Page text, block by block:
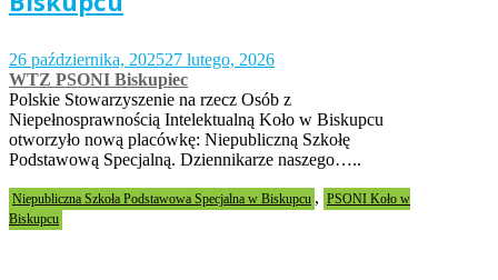
26 października, 202527 lutego, 2026
WTZ PSONI Biskupiec
Polskie Stowarzyszenie na rzecz Osób z
Niepełnosprawnością Intelektualną Koło w Biskupcu
otworzyło nową placówkę: Niepubliczną Szkołę
Podstawową Specjalną. Dziennikarze naszego…..
Niepubliczna Szkoła Podstawowa Specjalna w Biskupcu , PSONI Koło w
Biskupcu